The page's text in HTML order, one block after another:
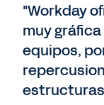
"Workday
muy
equipos,